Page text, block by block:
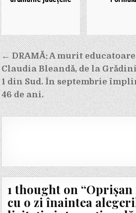
Navigare
în
articole
← DRAMĂ: A murit
Claudia Bleandă, de la
1 din Sud. În septembrie
46 de ani.
1 thought on “Oprișan
cu o zi înaintea